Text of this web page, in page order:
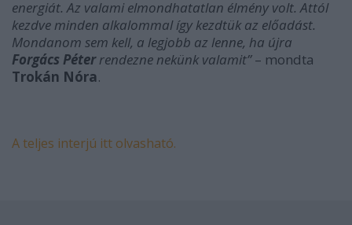
energiát. Az valami elmondhatatlan élmény volt. Attól
kezdve minden alkalommal így kezdtük az előadást.
Mondanom sem kell, a legjobb az lenne, ha újra
Forgács Péterrendezne nekünk valamit” – mondta
Trokán Nóra.
A teljes interjú itt olvasható.